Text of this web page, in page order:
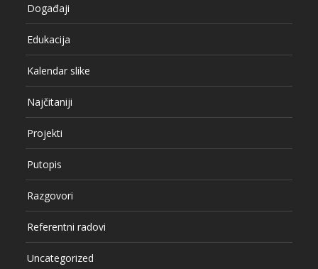
Događaji
Edukacija
Kalendar slike
Najčitaniji
Projekti
Putopis
Razgovori
Referentni radovi
Uncategorized